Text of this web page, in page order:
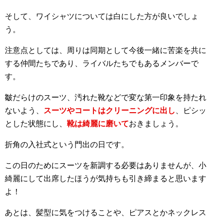
そして、ワイシャツについては白にした方が良いでしょ
う。
注意点としては、周りは同期として今後一緒に苦楽を共に
する仲間たちであり、ライバルたちでもあるメンバーで
す。
皺だらけのスーツ、汚れた靴などで変な第一印象を持たれ
ないよう、
スーツやコートはクリーニングに出し
、ピシッ
とした状態にし、 靴は綺麗に磨いておきましょう。
折角の入社式という門出の日です。
この日のためにスーツを新調する必要はありませんが、小
綺麗にして出席したほうが気持ちも引き締まると思います
よ！
あとは、髪型に気をつけることや、ピアスとかネックレス